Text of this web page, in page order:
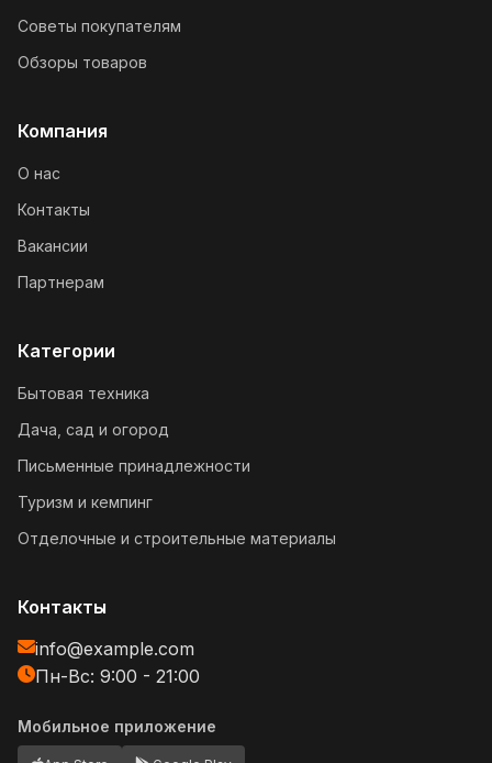
Советы покупателям
Обзоры товаров
Компания
О нас
Контакты
Вакансии
Партнерам
Категории
Бытовая техника
Дача, сад и огород
Письменные принадлежности
Туризм и кемпинг
Отделочные и строительные материалы
Контакты
info@example.com
Пн-Вс: 9:00 - 21:00
Мобильное приложение